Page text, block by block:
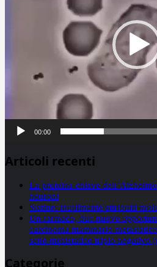
00:00
Articoli recenti
La proteina chiave
neuroni
Statine: inutilmente attribuiti
Un farmaco, due nuove
carcinoma mammario
seno metastatico triplo negativo
Categorie